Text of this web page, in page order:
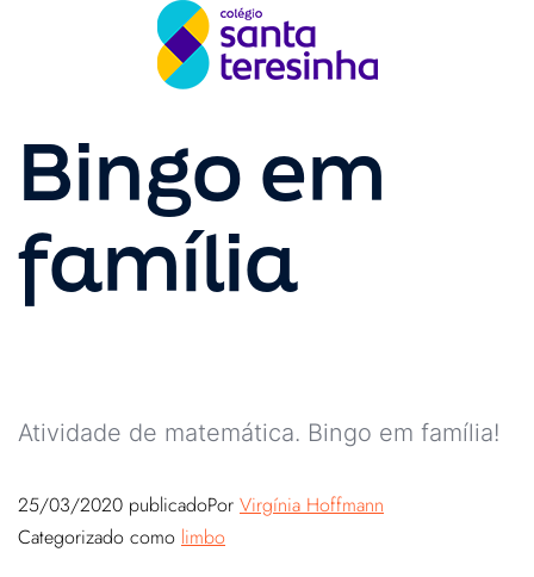
Bingo em
família
Atividade de matemática. Bingo em família!
25/03/2020 publicadoPor Virgínia Hoffmann
Categorizado como limbo